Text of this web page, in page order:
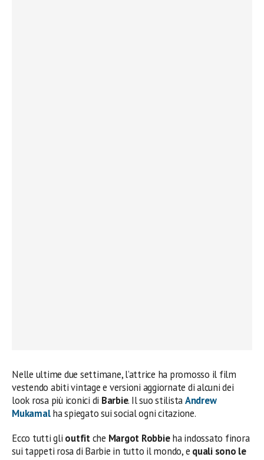
Nelle ultime due settimane, l’attrice ha promosso il film
vestendo abiti vintage e versioni aggiornate di alcuni dei
look rosa più iconici di Barbie. Il suo stilistaAndrew
Mukamalha spiegato sui social ogni citazione.
Ecco tutti gli outfitche Margot Robbieha indossato finora
sui tappeti rosa di Barbie in tutto il mondo, e quali sono le